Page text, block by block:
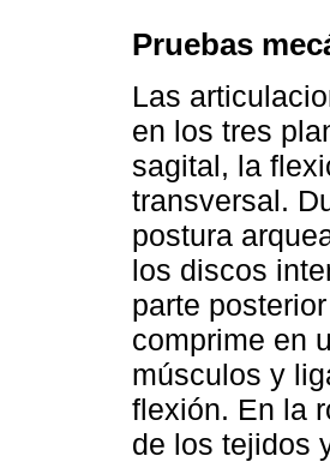
Pruebas
Las
en los tres
sagital, la
transversal.
postura
los discos
parte
comprime en
músculos y
flexión. En la
de los tejidos